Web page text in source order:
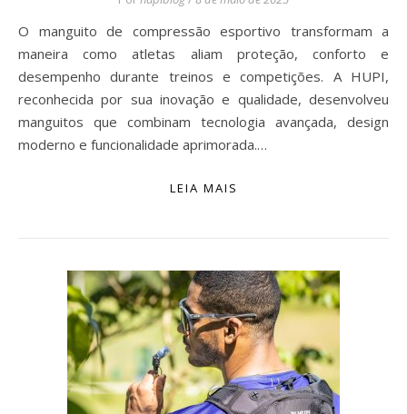
O manguito de compressão esportivo transformam a
maneira como atletas aliam proteção, conforto e
desempenho durante treinos e competições. A HUPI,
reconhecida por sua inovação e qualidade, desenvolveu
manguitos que combinam tecnologia avançada, design
moderno e funcionalidade aprimorada.…
LEIA MAIS